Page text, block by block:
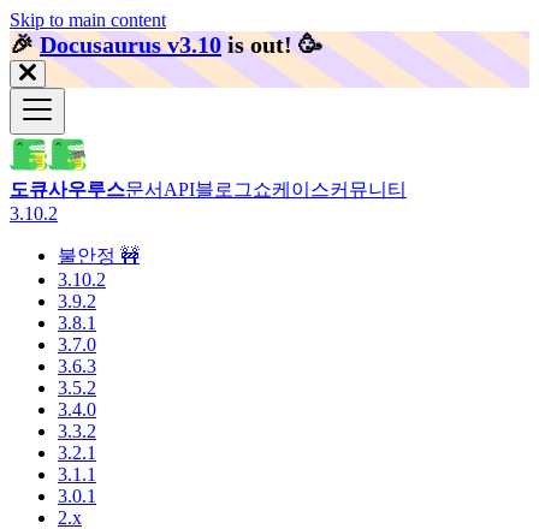
Skip to main content
🎉️Docusaurus v3.10 is out! 🥳️
도큐사우루스문서 API블로그쇼케이스커뮤니티
3.10.2
불안정 🚧
3.10.2
3.9.2
3.8.1
3.7.0
3.6.3
3.5.2
3.4.0
3.3.2
3.2.1
3.1.1
3.0.1
2.x